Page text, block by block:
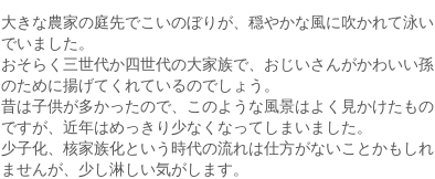
大きな農家の庭先でこいのぼりが、穏やかな風に吹かれて泳い
でいました。
おそらく三世代か四世代の大家族で、おじいさんがかわいい孫
のために揚げてくれているのでしょう。
昔は子供が多かったので、このような風景はよく見かけたもの
ですが、近年はめっきり少なくなってしまいました。
少子化、核家族化という時代の流れは仕方がないことかもしれ
ませんが、少し淋しい気がします。